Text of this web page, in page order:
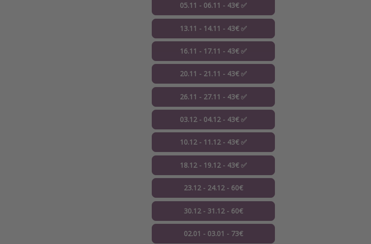
05.11 - 06.11 - 43€ ✅
13.11 - 14.11 - 43€ ✅
16.11 - 17.11 - 43€ ✅
20.11 - 21.11 - 43€ ✅
26.11 - 27.11 - 43€ ✅
03.12 - 04.12 - 43€ ✅
10.12 - 11.12 - 43€ ✅
18.12 - 19.12 - 43€ ✅
23.12 - 24.12 - 60€
30.12 - 31.12 - 60€
02.01 - 03.01 - 73€